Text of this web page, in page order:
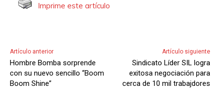
o
Imprime este artículo
Artículo anterior
Hombre Bomba sorprende
con su nuevo sencillo “Boom
Boom Shine”
Artículo siguiente
Sindicato Líder SIL logra
exitosa negociación para
cerca de 10 mil trabajdores